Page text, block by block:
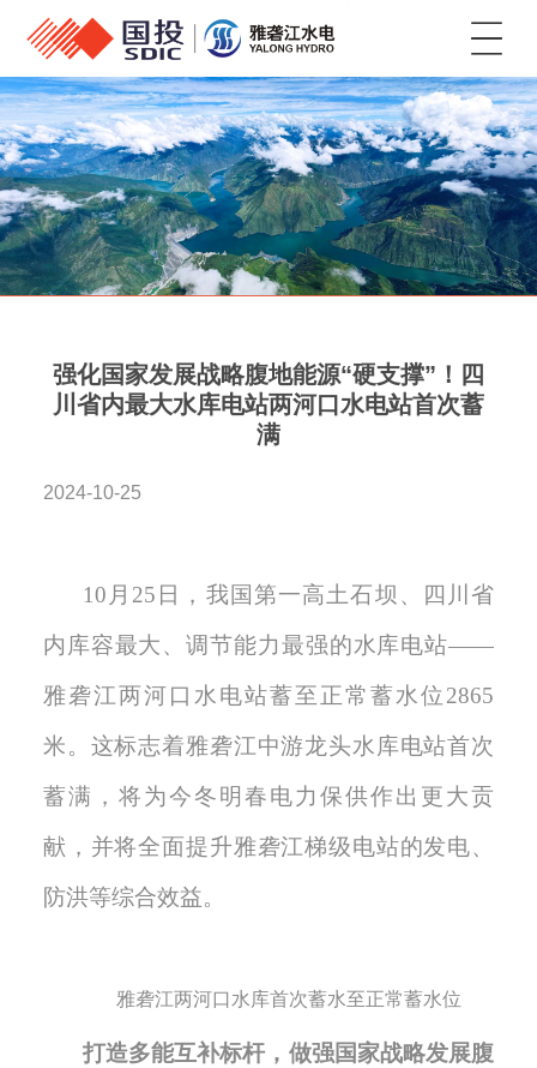
菜单
强化国家发展战略腹地能源“硬支撑”！四
川省内最大水库电站两河口水电站首次蓄
满
2024-10-25
10月25日，我国第一高土石坝、四川省
内库容最大、调节能力最强的水库电站——
雅砻江两河口水电站蓄至正常蓄水位2865
米。这标志着雅砻江中游龙头水库电站首次
蓄满，将为今冬明春电力保供作出更大贡
献，并将全面提升雅砻江梯级电站的发电、
防洪等综合效益。
雅砻江两河口水库首次蓄水至正常蓄水位
打造多能互补标杆，做强国家战略发展腹